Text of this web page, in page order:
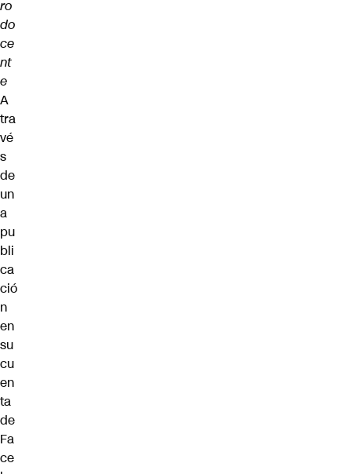
ro
do
ce
nt
e
A
tra
vé
s
de
un
a
pu
bli
ca
ció
n
en
su
cu
en
ta
de
Fa
ce